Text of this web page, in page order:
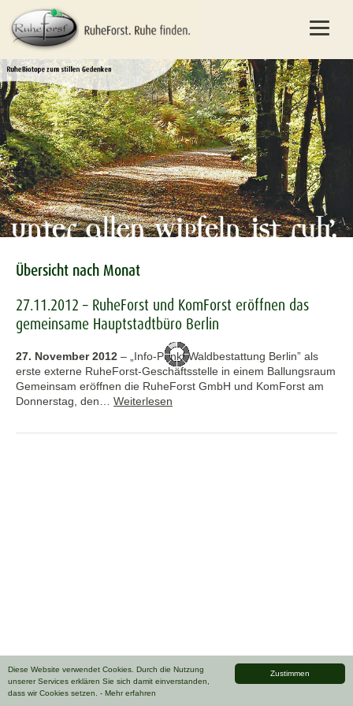
Zustimmen
Diese Website verwendet Cookies. Durch die Nutzung
unserer Services erklären Sie sich damit einverstanden,
dass wir Cookies setzen. - Mehr erfahren
Übersicht nach Monat
27.11.2012 – RuheForst und KomForst eröffnen das
gemeinsame Hauptstadtbüro Berlin
27. November 2012 – „Info-Punkt Waldbestattung Berlin” als
erste externe RuheForst-Geschäftsstelle in einem Ballungsraum
Gemeinsam eröffnen die RuheForst GmbH und KomForst am
Donnerstag, den… Weiterlesen